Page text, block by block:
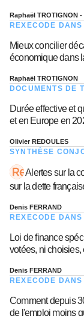
Raphaël TROTIGNON
REXECODE
Mieux concilier
économique dans
Raphaël TROTIGNON
DOCUMENTS DE
Durée effective et
et en Europe en
Olivier REDOULES
SYNTHÈSE
Alertes sur la
sur la dette
Denis FERRAND
REXECODE
Loi de finance
votées, ni choisies,
Denis FERRAND
REXECODE
Comment depuis
de l'emploi moins